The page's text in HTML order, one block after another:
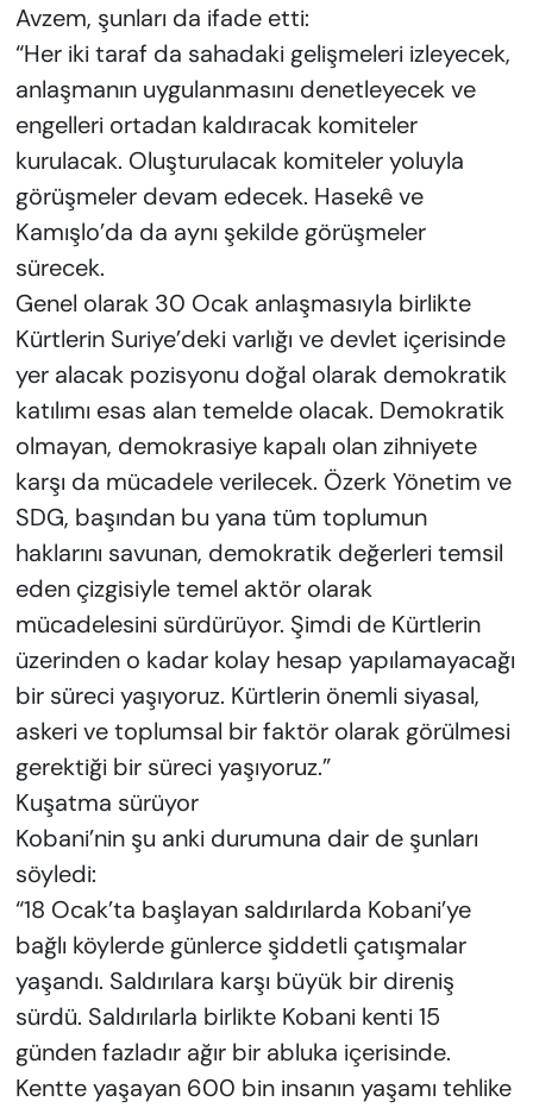
Avzem, şunları da ifade etti:
“Her iki taraf da sahadaki gelişmeleri izleyecek,
anlaşmanın uygulanmasını denetleyecek ve
engelleri ortadan kaldıracak komiteler
kurulacak. Oluşturulacak komiteler yoluyla
görüşmeler devam edecek. Hasekê ve
Kamışlo’da da aynı şekilde görüşmeler
sürecek.
Genel olarak 30 Ocak anlaşmasıyla birlikte
Kürtlerin Suriye’deki varlığı ve devlet içerisinde
yer alacak pozisyonu doğal olarak demokratik
katılımı esas alan temelde olacak. Demokratik
olmayan, demokrasiye kapalı olan zihniyete
karşı da mücadele verilecek. Özerk Yönetim ve
SDG, başından bu yana tüm toplumun
haklarını savunan, demokratik değerleri temsil
eden çizgisiyle temel aktör olarak
mücadelesini sürdürüyor. Şimdi de Kürtlerin
üzerinden o kadar kolay hesap yapılamayacağı
bir süreci yaşıyoruz. Kürtlerin önemli siyasal,
askeri ve toplumsal bir faktör olarak görülmesi
gerektiği bir süreci yaşıyoruz.”
Kuşatma sürüyor
Kobani’nin şu anki durumuna dair de şunları
söyledi:
“18 Ocak’ta başlayan saldırılarda Kobani’ye
bağlı köylerde günlerce şiddetli çatışmalar
yaşandı. Saldırılara karşı büyük bir direniş
sürdü. Saldırılarla birlikte Kobani kenti 15
günden fazladır ağır bir abluka içerisinde.
Kentte yaşayan 600 bin insanın yaşamı tehlike